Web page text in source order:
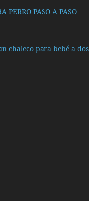
PERRO PASO A PASO
chaleco para bebé a dos